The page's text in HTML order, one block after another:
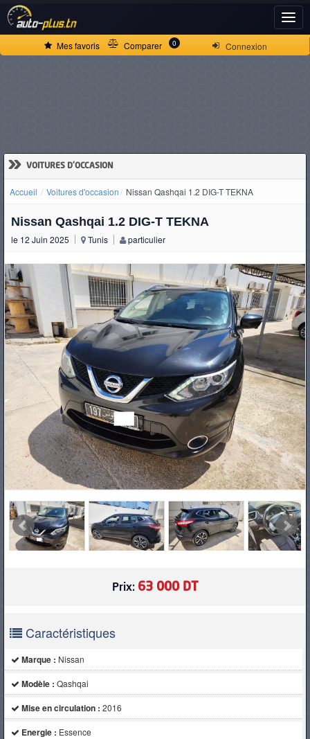
Connexion
Mes favoris Comparer 0
» VOITURES D'OCCASION
Accueil Voitures d'occasion Nissan Qashqai 1.2 DIG-T TEKNA
Nissan Qashqai 1.2 DIG-T TEKNA
le 12 Juin 2025 Tunis particulier
Prix: 63 000 DT
Caractéristiques
Marque : Nissan
Modèle : Qashqai
Mise en circulation : 2016
Energie : Essence
ACCUEIL
D'OCCASION
CAMIONS
PNEUS